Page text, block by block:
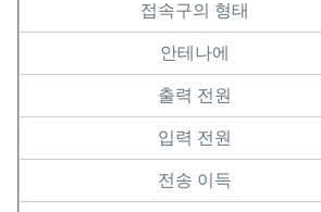
접속구의 형태
안테나에
출력 전원
입력 전원
전송 이득